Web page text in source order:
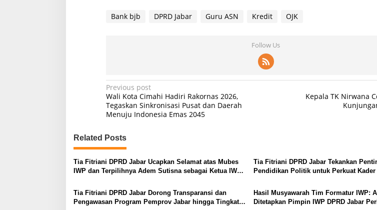
Bank bjb DPRD Jabar Guru ASN Kredit OJK
Follow Us
P
o
s
t
n
a
v
i
g
Previous post
Wali Kota Cimahi Hadiri Rakornas 2026,
Tegaskan Sinkronisasi Pusat dan Daerah
Menuju Indonesia Emas 2045
Kepala TK Nirwana
Related Posts
Tia Fitriani DPRD Jabar Ucapkan Selamat atas Mubes
IWP dan Terpilihnya Adem Sutisna sebagai Ketua IWP
Tia Fitriani DPRD Jabar Tekankan
Pendidikan Politik untuk Perkuat Kader
Tia Fitriani DPRD Jabar Dorong Transparansi dan
Pengawasan Program Pemprov Jabar hingga Tingkat
Hasil Musyawarah Tim Formatur IWP:
Ditetapkan Pimpin IWP DPRD Jabar